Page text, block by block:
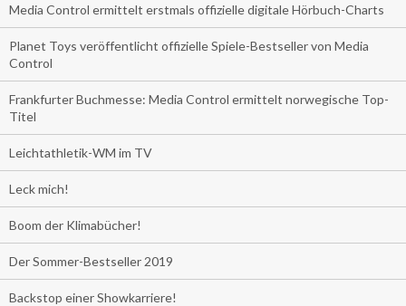
Media Control ermittelt erstmals offizielle digitale Hörbuch-Charts
Planet Toys veröffentlicht offizielle Spiele-Bestseller von Media
Control
Frankfurter Buchmesse: Media Control ermittelt norwegische Top-
Titel
Leichtathletik-WM im TV
Leck mich!
Boom der Klimabücher!
Der Sommer-Bestseller 2019
Backstop einer Showkarriere!